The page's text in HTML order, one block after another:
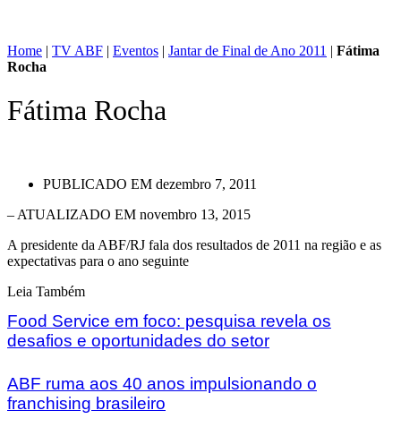
Home | TV ABF | Eventos | Jantar de Final de Ano 2011 | Fátima
Rocha
Fátima Rocha
PUBLICADO EM dezembro 7, 2011
– ATUALIZADO EM novembro 13, 2015
A presidente da ABF/RJ fala dos resultados de 2011 na região e as
expectativas para o ano seguinte
Leia Também
Food Service em foco: pesquisa revela os
desafios e oportunidades do setor
ABF ruma aos 40 anos impulsionando o
franchising brasileiro